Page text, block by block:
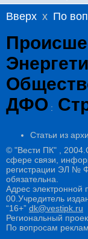
Вверх x По
ДФО :
Статьи из
© "Вести ПК" ,
сфере связи,
регистрации ЭЛ №
обязательна.
Адрес
00.Учредитель
“16+” dk@vestipk.ru
Региональный
По вопросам